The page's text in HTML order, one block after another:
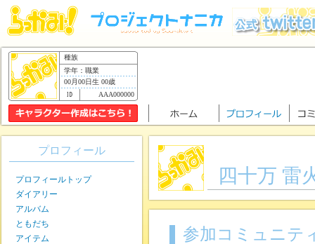
種族
学年：職業
00月00日生 00歳
AAA000000
四十万 雷
参加コミュニテ
プロフィール
プロフィールトップ
ダイアリー
アルバム
ともだち
アイテム